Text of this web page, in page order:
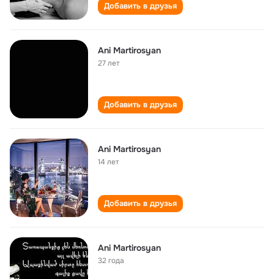
Добавить в друзья
Ani Martirosyan
27 лет
Добавить в друзья
Ani Martirosyan
14 лет
Добавить в друзья
Ani Martirosyan
32 года